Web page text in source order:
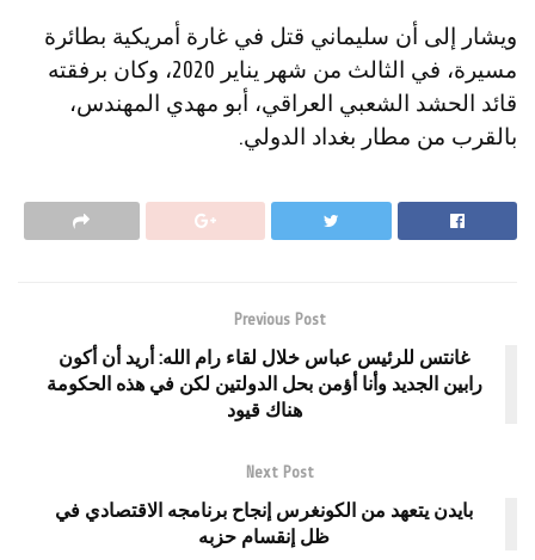
ويشار إلى أن سليماني قتل في غارة أمريكية بطائرة
مسيرة، في الثالث من شهر يناير 2020، وكان برفقته
قائد الحشد الشعبي العراقي، أبو مهدي المهندس،
بالقرب من مطار بغداد الدولي.
Previous Post
غانتس للرئيس عباس خلال لقاء رام الله: أريد أن أكون
رابين الجديد وأنا أؤمن بحل الدولتين لكن في هذه الحكومة
هناك قيود
Next Post
بايدن يتعهد من الكونغرس إنجاح برنامجه الاقتصادي في
ظل إنقسام حزبه